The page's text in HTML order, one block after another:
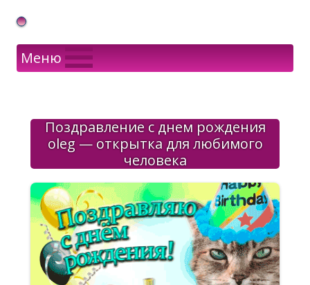
Gif Открытки в подарок
Меню
Поздравление с днем рождения
oleg — открытка для любимого
человека